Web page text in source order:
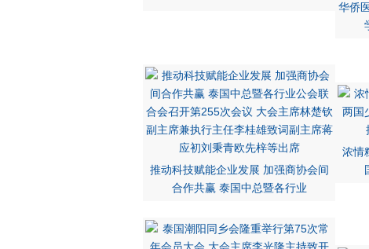
华侨
推动科技赋能企业发展 加强商协会间
合作共赢 泰国中总暨各行业
浓情